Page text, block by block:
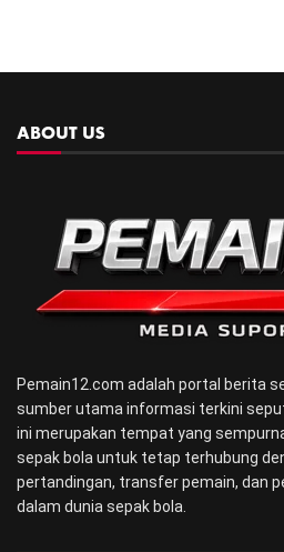
ABOUT US
Pemain12.com adalah portal berita
sumber utama informasi terkini
ini merupakan tempat yang
sepak bola untuk tetap terhubung
pertandingan, transfer pemain, dan
dalam dunia sepak bola.